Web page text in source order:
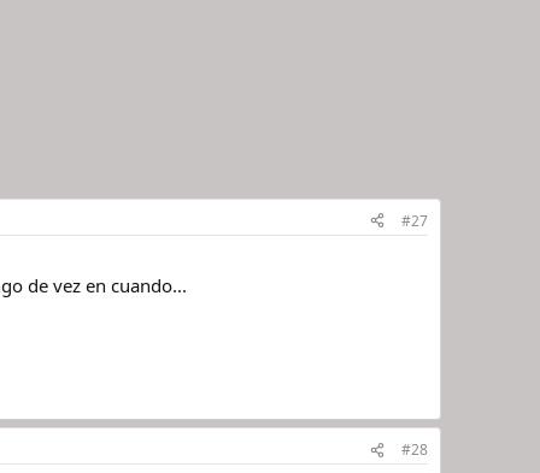
#27
de vez en cuando...
#28